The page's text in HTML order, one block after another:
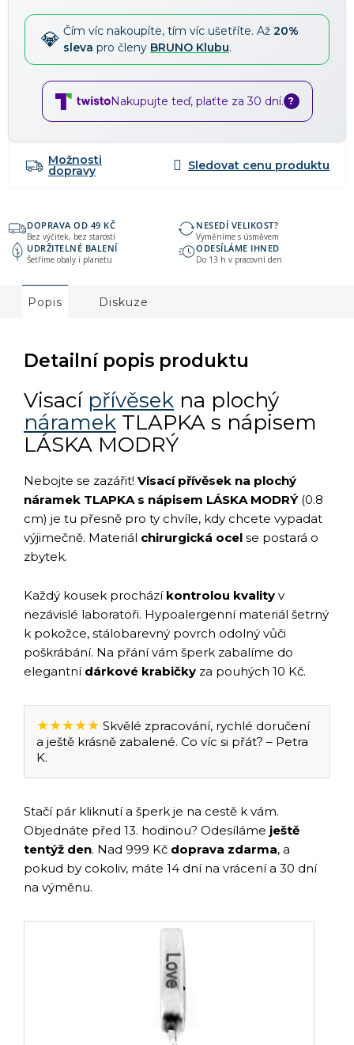
Čím víc nakoupíte, tím víc ušetříte. Až 20%
sleva pro členy BRUNO Klubu.
Nakupujte teď, plaťte za 30 dní. ?
Možnosti
dopravy
DOPRAVA OD 49 KČ
Bez výčitek, bez starostí
NESEDÍ VELIKOST?
Vyměníme s úsměvem
UDRŽITELNÉ BALENÍ
Šetříme obaly i planetu
ODESÍLÁME IHNED
Do 13 h v pracovní den
Popis Diskuze
Detailní popis produktu
Visací přívěsek na plochý
náramek TLAPKA s nápisem
LÁSKA MODRÝ
Nebojte se zazářit! Visací přívěsek na plochý
náramek TLAPKA s nápisem LÁSKA MODRÝ(0.8
cm) je tu přesně pro ty chvíle, kdy chcete vypadat
výjimečně. Materiál chirurgická ocel se postará o
zbytek.
Každý kousek prochází kontrolou kvality v
nezávislé laboratoři. Hypoalergenní materiál šetrný
k pokožce, stálobarevný povrch odolný vůči
poškrábání. Na přání vám šperk zabalíme do
elegantní dárkové krabičky za pouhých 10 Kč.
★★★★★ Skvělé zpracování, rychlé doručení
a ještě krásně zabalené. Co víc si přát? – Petra
K.
Stačí pár kliknutí a šperk je na cestě k vám.
Objednáte před 13. hodinou? Odesíláme ještě
tentýž den. Nad 999 Kč doprava zdarma, a
pokud by cokoliv, máte 14 dní na vrácení a 30 dní
na výměnu.